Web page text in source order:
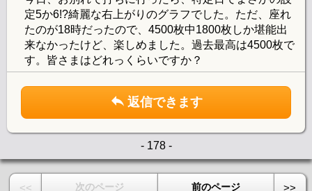
定5か6!?綺麗な右上がりのグラフでした。ただ、座れ
たのが18時だったので、4500枚中1800枚しか堪能出
来なかったけど、楽しめました。過去最高は4500枚で
す。皆さまはどれっくらいですか？
返信できます
- 178 -
<< 次のページ 前のページ >>